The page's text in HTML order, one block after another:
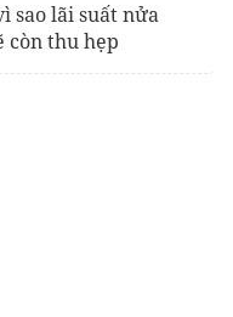
sao lãi suất nửa
còn thu hẹp